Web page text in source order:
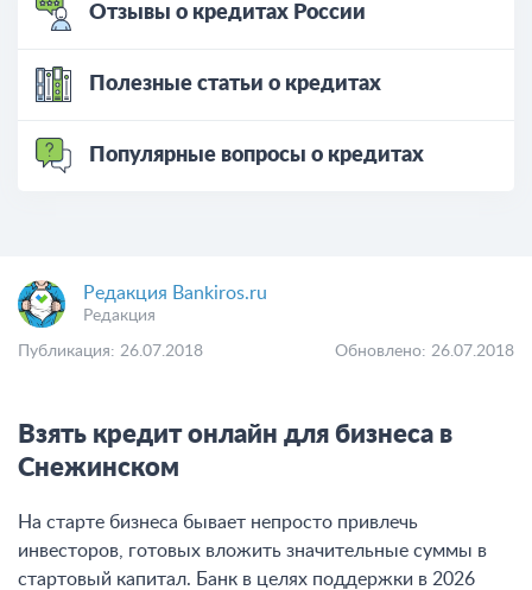
Отзывы о кредитах России
Полезные статьи о кредитах
Популярные вопросы о кредитах
Редакция Bankiros.ru
Редакция
Публикация: 26.07.2018 Обновлено: 26.07.2018
Взять кредит онлайн для бизнеса в
Снежинском
На старте бизнеса бывает непросто привлечь
инвесторов, готовых вложить значительные суммы в
стартовый капитал. Банк в целях поддержки в 2026